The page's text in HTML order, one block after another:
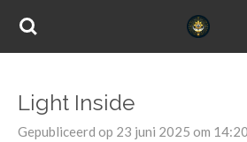
Ga
hoofdinhoud
Light Inside
Gepubliceerd op 23 juni 2025 om 14:20